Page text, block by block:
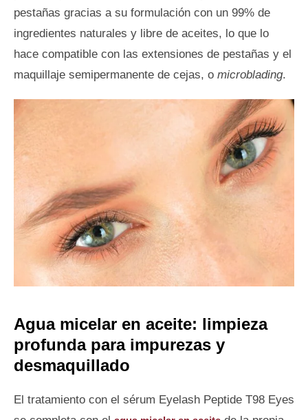
pestañas gracias a su formulación con un 99% de
ingredientes naturales y libre de aceites, lo que lo
hace compatible con las extensiones de pestañas y el
maquillaje semipermanente de cejas, o microblading.
Agua micelar en aceite: limpieza
profunda para impurezas y
desmaquillado
El tratamiento con el sérum Eyelash Peptide T98 Eyes